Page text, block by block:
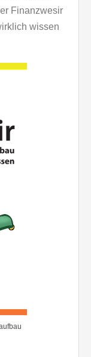
Finanzwesir
wissen